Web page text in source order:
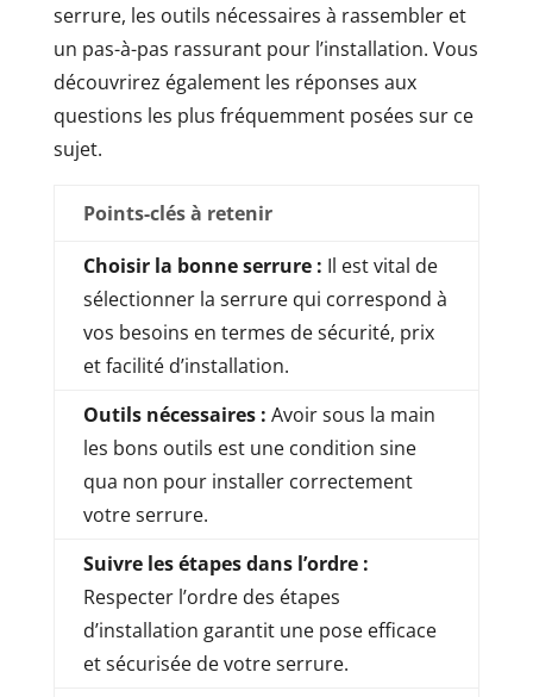
serrure, les outils nécessaires à rassembler et
un pas-à-pas rassurant pour l’installation. Vous
découvrirez également les réponses aux
questions les plus fréquemment posées sur ce
sujet.
Points-clés à retenir
Choisir la bonne serrure : Il est vital de
sélectionner la serrure qui correspond à
vos besoins en termes de sécurité, prix
et facilité d’installation.
Outils nécessaires : Avoir sous la main
les bons outils est une condition sine
qua non pour installer correctement
votre serrure.
Suivre les étapes dans l’ordre :
Respecter l’ordre des étapes
d’installation garantit une pose efficace
et sécurisée de votre serrure.